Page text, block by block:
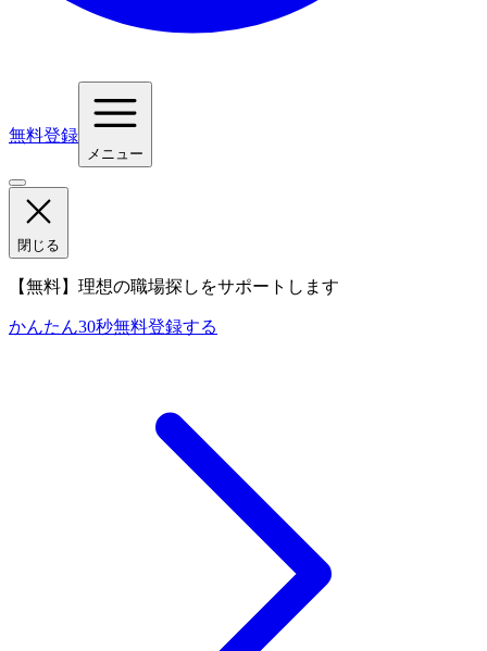
無料登録
メニュー
閉じる
【無料】理想の職場探しをサポートします
かんたん30秒無料登録する